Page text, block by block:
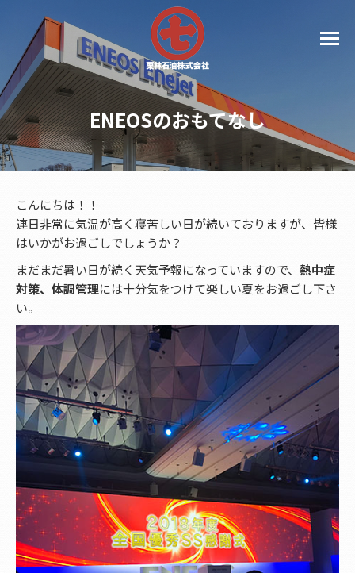
ENEOSのおもてなし
こんにちは！！
連日非常に気温が高く寝苦しい日が続いておりますが、皆様
はいかがお過ごしでしょうか？
まだまだ暑い日が続く天気予報になっていますので、 熱中症
対策、体調管理には十分気をつけて楽しい夏をお過ごし下さ
い。